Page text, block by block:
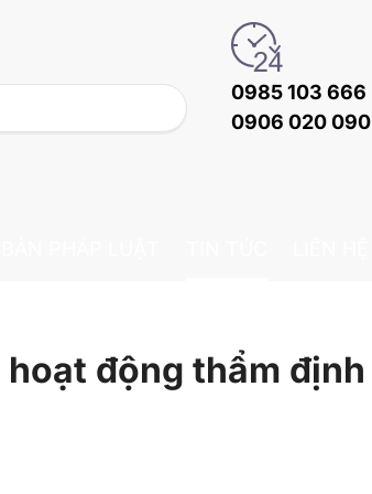
0985 103 666
0906 020 090
động thẩm định